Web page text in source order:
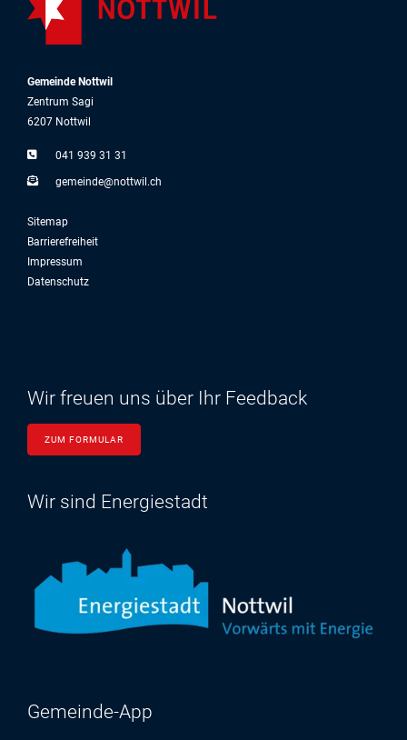
Gemeinde Nottwil
Zentrum Sagi
6207 Nottwil
041 939 31 31
g m nd n ttw ch
Sitemap
Barrierefreiheit
Impressum
Datenschutz
Wir freuen uns über Ihr Feedback
ZUM FORMULAR
Wir sind Energiestadt
Gemeinde-App